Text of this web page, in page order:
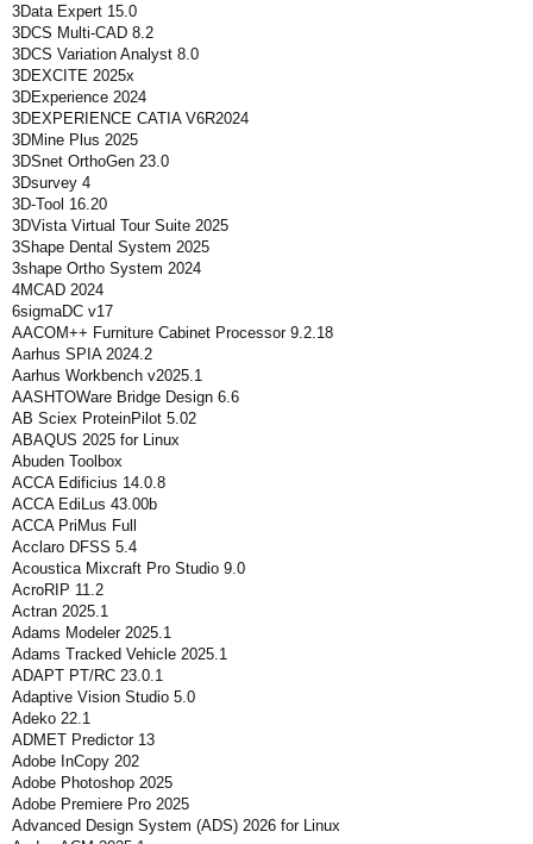
3Data Expert 15.0
3DCS Multi-CAD 8.2
3DCS Variation Analyst 8.0
3DEXCITE 2025x
3DExperience 2024
3DEXPERIENCE CATIA V6R2024
3DMine Plus 2025
3DSnet OrthoGen 23.0
3Dsurvey 4
3D-Tool 16.20
3DVista Virtual Tour Suite 2025
3Shape Dental System 2025
3shape Ortho System 2024
4MCAD 2024
6sigmaDC v17
AACOM++ Furniture Cabinet Processor 9.2.18
Aarhus SPIA 2024.2
Aarhus Workbench v2025.1
AASHTOWare Bridge Design 6.6
AB Sciex ProteinPilot 5.02
ABAQUS 2025 for Linux
Abuden Toolbox
ACCA Edificius 14.0.8
ACCA EdiLus 43.00b
ACCA PriMus Full
Acclaro DFSS 5.4
Acoustica Mixcraft Pro Studio 9.0
AcroRIP 11.2
Actran 2025.1
Adams Modeler 2025.1
Adams Tracked Vehicle 2025.1
ADAPT PT/RC 23.0.1
Adaptive Vision Studio 5.0
Adeko 22.1
ADMET Predictor 13
Adobe InCopy 202
Adobe Photoshop 2025
Adobe Premiere Pro 2025
Advanced Design System (ADS) 2026 for Linux